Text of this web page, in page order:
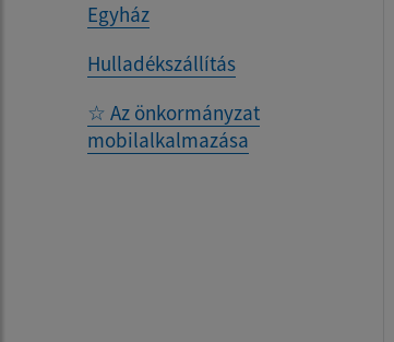
Egyház
Hulladékszállítás
☆ Az önkormányzat
mobilalkalmazása